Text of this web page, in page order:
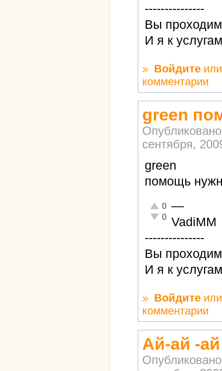
---------------
Вы
И я к
» Войдите
комментарии
green
сентября,
green
помощь
Отлично!
0
Неадекватно!
0
—
VadiMM
---------------
Вы
И я к
» Войдите
комментарии
Ай-ай -